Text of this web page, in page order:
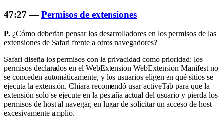
47:27 —Permisos de extensiones
P. ¿Cómo deberían pensar los desarrolladores en los permisos de las
extensiones de Safari frente a otros navegadores?
Safari diseña los permisos con la privacidad como prioridad: los
permisos declarados en el WebExtension WebExtension Manifest no
se conceden automáticamente, y los usuarios eligen en qué sitios se
ejecuta la extensión. Chiara recomendó usaractiveTab para que la
extensión solo se ejecute en la pestaña actual del usuario y pierda los
permisos de host al navegar, en lugar de solicitar un acceso de host
excesivamente amplio.